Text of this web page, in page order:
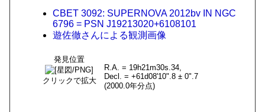
CBET 3092: SUPERNOVA 2012bv IN NGC
6796 = PSN J19213020+6108101
遊佐徹さんによる観測画像
発見位置
クリックで拡大
R.A. = 19h21m30s.34,
Decl. = +61d08'10".8 ± 0".7
(2000.0年分点)